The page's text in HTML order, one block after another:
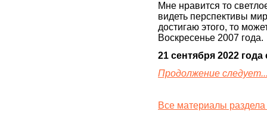
Мне нравится то
видеть перспективы
достигаю этого, то
Воскресенье 2007 года.
21 сентября 2022
Продолжение
Все материалы